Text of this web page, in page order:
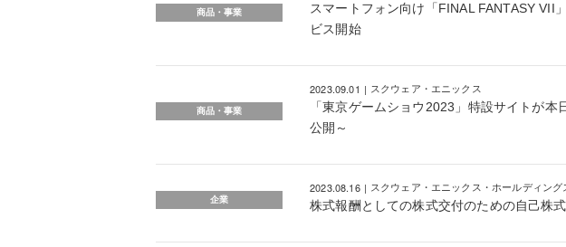
商品・事業
スマートフォン向け「FINAL FANTASY VII
ビス開始
商品・事業
2023.09.01 スクウェア・エニックス
「東京ゲームショウ2023」特設サイトが
公開～
企業
2023.08.16 スクウェア・エニックス・ホールディング
株式報酬としての株式交付のための自己株